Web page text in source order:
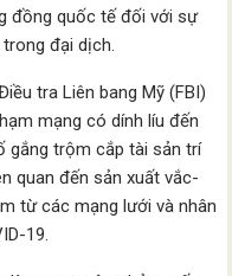
đồng quốc tế đối với sự
đại dịch.
tra Liên bang Mỹ (FBI)
mạng có dính líu đến
gắng trộm cắp tài sản trí
quan đến sản xuất vắc-
từ các mạng lưới và nhân
19.